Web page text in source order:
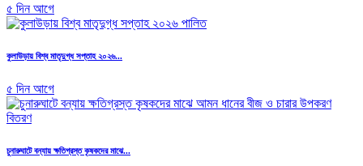
৫ দিন আগে
কুলাউড়ায় বিশ্ব মাতৃদুগ্ধ সপ্তাহ ২০২৬...
৫ দিন আগে
চুনারুঘাটে বন্যায় ক্ষতিগ্রস্ত কৃষকদের মাঝে...